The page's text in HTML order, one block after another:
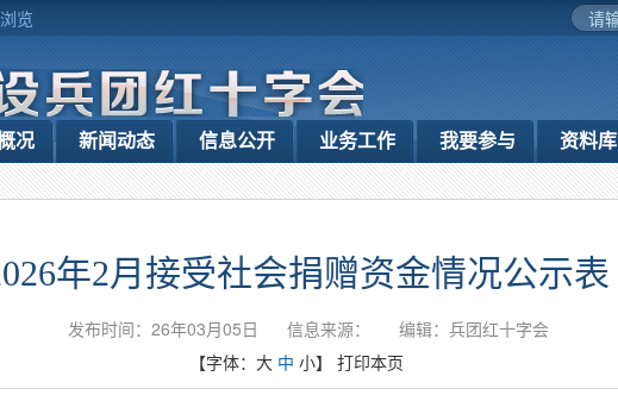
览
况 新闻动态 信息公开 业务工作 我要参与 资料库
年2月接受社会捐赠资金情况公示表
发布时间：26年03月05日 信息来源：
编辑：兵团红十字会
【字体： 大 中 小】 打印本页